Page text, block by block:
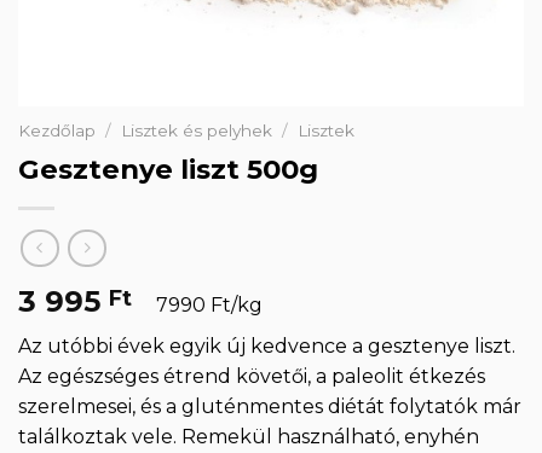
Kezdőlap / Lisztek és pelyhek / Lisztek
Gesztenye liszt 500g
3 995 Ft
7990 Ft/kg
Az utóbbi évek egyik új kedvence a gesztenye liszt.
Az egészséges étrend követői, a paleolit étkezés
szerelmesei, és a gluténmentes diétát folytatók már
találkoztak vele. Remekül használható, enyhén